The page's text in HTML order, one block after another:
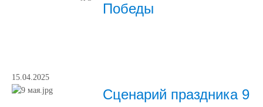
Победы
15.04.2025
Сценарий праздника 9